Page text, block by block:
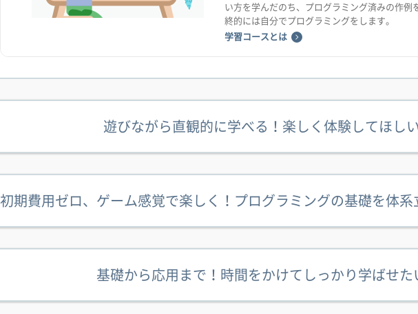
い方を学んだのち、プログラミング済みの作例
終的には自分でプログラミングをします。
学習コースとは
遊びながら直観的に学べる！楽しく体験してほし
初期費用ゼロ、ゲーム感覚で楽しく！プログラミングの基礎を体系
基礎から応用まで！時間をかけてしっかり学ばせた